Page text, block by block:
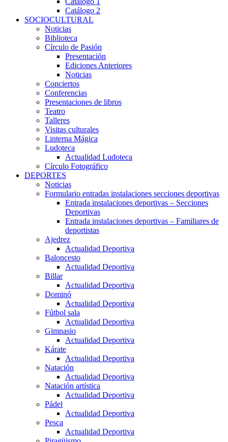
Catálogo 2
SOCIOCULTURAL
Noticias
Biblioteca
Círculo de Pasión
Presentación
Ediciones Anteriores
Noticias
Conciertos
Conferencias
Presentaciones de libros
Teatro
Talleres
Visitas culturales
Linterna Mágica
Ludoteca
Actualidad Ludoteca
Círculo Fotográfico
DEPORTES
Noticias
Formulario entradas instalaciones secciones deportivas
Entrada instalaciones deportivas – Secciones
Deportivas
Entrada instalaciones deportivas – Familiares de
deportistas
Ajedrez
Actualidad Deportiva
Baloncesto
Actualidad Deportiva
Billar
Actualidad Deportiva
Dominó
Actualidad Deportiva
Fútbol sala
Actualidad Deportiva
Gimnasio
Actualidad Deportiva
Kárate
Actualidad Deportiva
Natación
Actualidad Deportiva
Natación artística
Actualidad Deportiva
Pádel
Actualidad Deportiva
Pesca
Actualidad Deportiva